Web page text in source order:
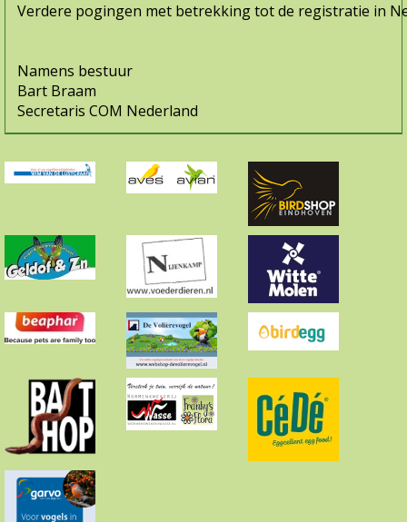
Verdere pogingen met betrekking tot de registratie in
Namens bestuur
Bart Braam
Secretaris COM Nederland